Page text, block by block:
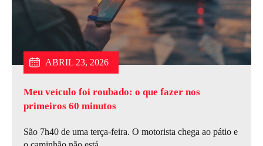
Meu veículo foi roubado: o que fazer nos
primeiros 60 minutos
JULHO 6, 2026
São 7h40 de uma terça-feira. O motorista chega ao pátio e
JUNHO 15, 2026
ABRIL 23, 2026